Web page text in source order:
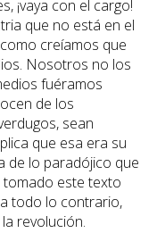
¡vaya con el cargo!
que no está en el
creíamos que
Nosotros no los
fuéramos
de los
sean
que esa era su
de lo paradójico que
tomado este texto
todo lo contrario,
revolución.